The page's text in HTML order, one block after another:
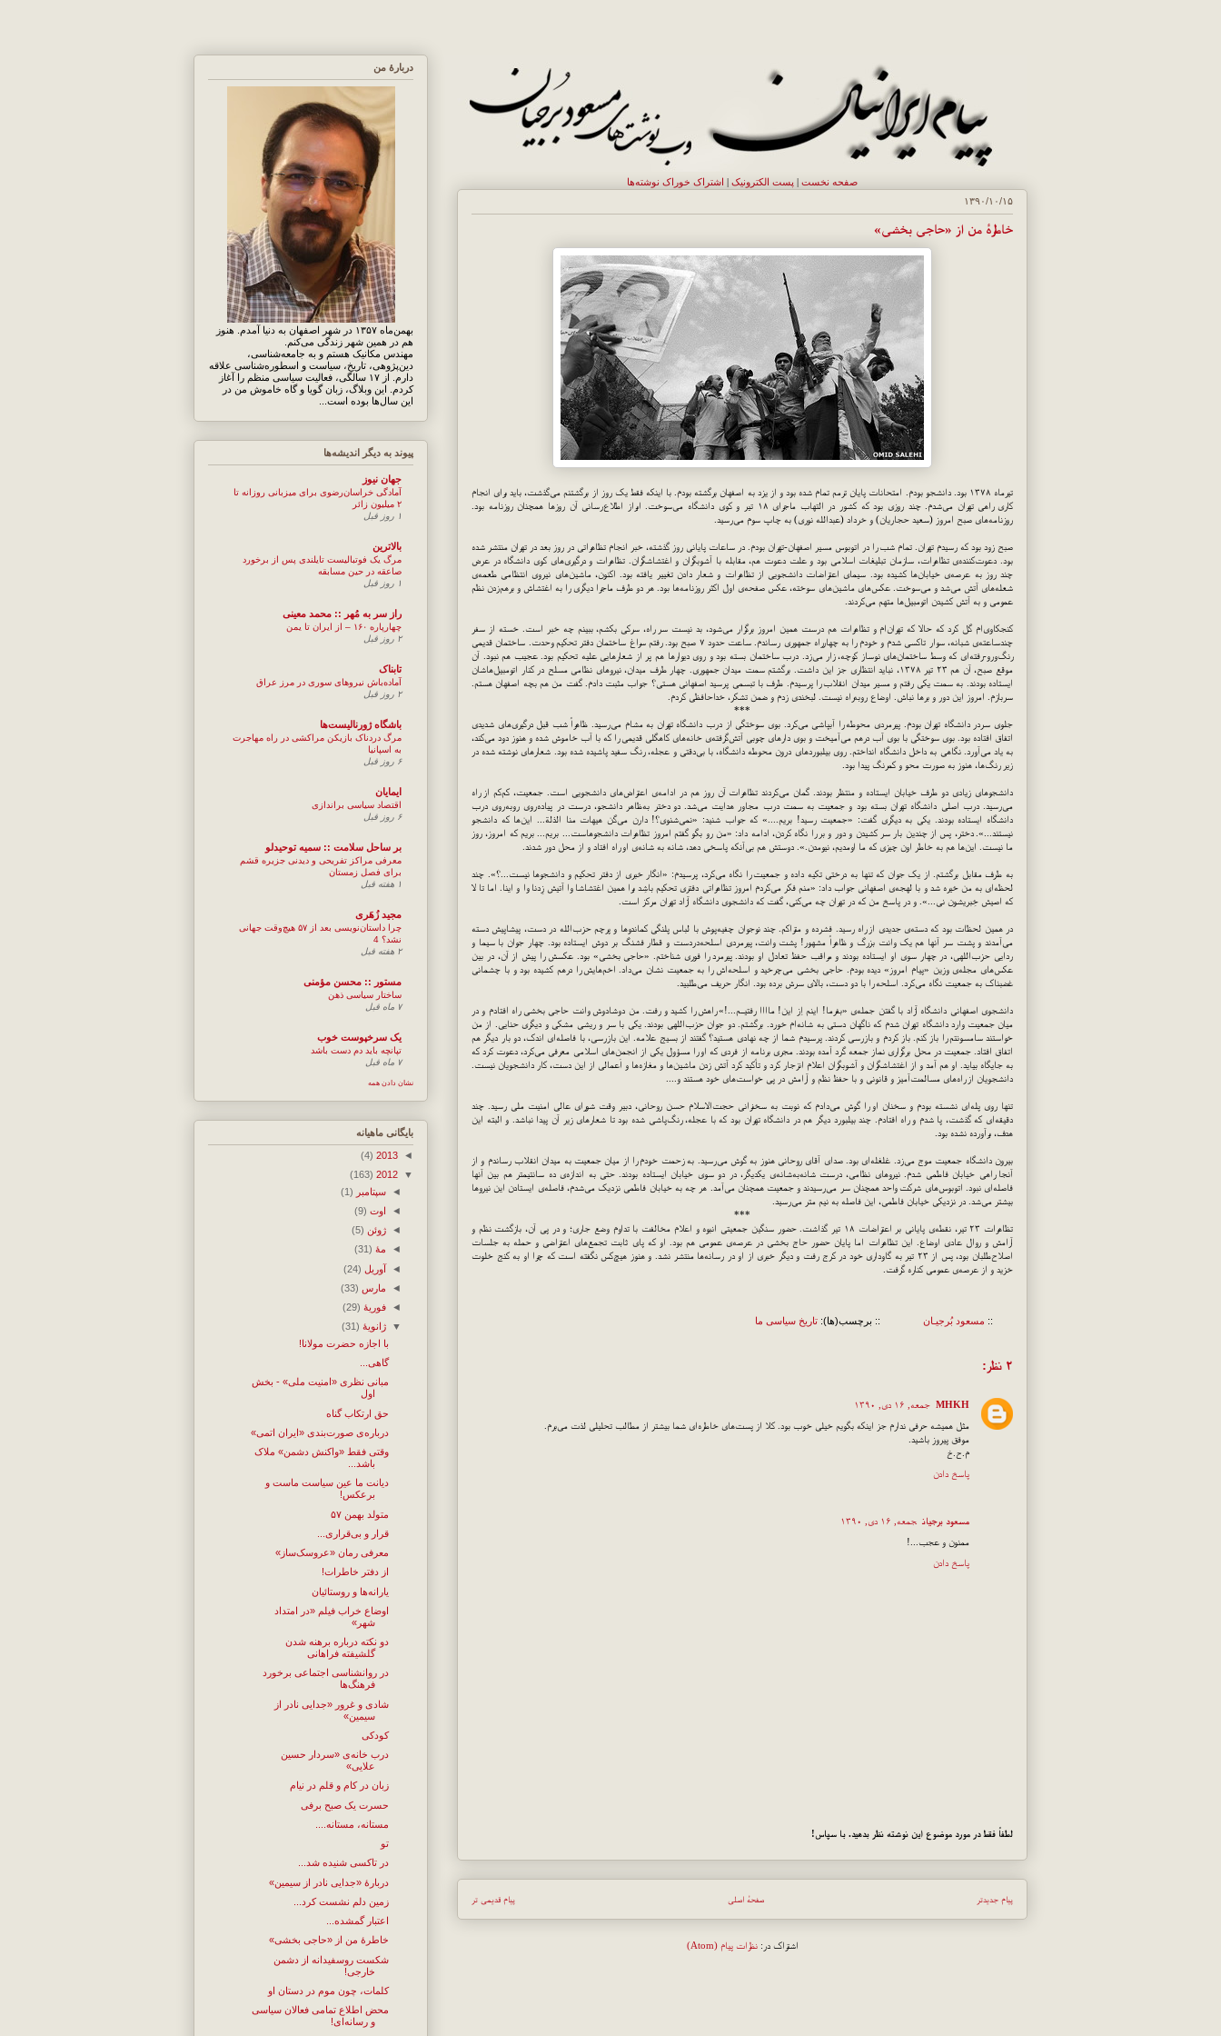
صفحه نخست | پست الکترونيک | اشتراک خوراک نوشته‌ها
۱۳۹۰/۱۰/۱۵
خاطرهٔ من از «حاجی بخشی»
تیرماه ۱۳۷۸ بود. دانشجو بودم. امتحانات پایان ترمم تمام شده بود و از یزد به اصفهان برگشته بودم. با اینکه فقط یک روز از برگشتنم می‌گذشت، باید برای انجام
کاری راهی تهران می‌شدم. چند روزی بود که کشور در التهاب ماجرای ۱۸ تیر و کوی دانشگاه می‌سوخت. ابراز اطلاع‌رسانی آن روزها همچنان روزنامه بود.
روزنامه‌های صبح امروز (سعید حجاریان) و خرداد (عبدالله نوری) به چاپ سوم می‌رسید.
صبح زود بود که رسیدم تهران. تمام شب را در اتوبوس مسیر اصفهان-تهران بودم. در ساعات پایانی روز گذشته، خبر انجام تظاهراتی در روز بعد در تهران منتشر شده
بود. دعوت‌کننده‌ی تظاهرات، سازمان تبلیغات اسلامی بود و علت دعوت هم، مقابله با آشوبگران و اغتشاشگران. تظاهرات و درگیری‌های کوی دانشگاه در عرض
چند روز به عرصه‌ی خیابان‌ها کشیده بود. سیمای اعتراضات دانشجویی از تظاهرات و شعار دادن تغییر یافته بود. اکنون، ماشین‌های نیروی انتظامی طعمه‌ی
شعله‌های آتش می‌شد و می‌سوخت. عکس‌های ماشین‌های سوخته، عکس صفحه‌ی اول اکثر روزنامه‌ها بود. هر دو طرف ماجرا دیگری را به اغتشاش و برهم‌زدن نظم
عمومی و به آتش کشیدن اتومبیل‌ها متهم می‌کردند.
کنجکاوی‌ام گل کرد که حالا که تهران‌ام و تظاهرات هم درست همین امروز برگزار می‌شود، بد نیست سر راه، سرکی بکشم، ببینم چه خبر است. خسته از سفر
چندساعته‌ی شبانه، سوار تاکسی شدم و خودم را به چهارراه جمهوری رساندم. ساعت حدود ۷ صبح بود. رفتم سراغ ساختمان دفتر تحکیم وحدت. ساختمان قدیمی
رنگ‌ورو-رفته‌ای که وسط ساختمان‌های نوساز کوچه، زار می‌زد. درب ساختمان بسته بود و روی دیوارها هم پر از شعارهایی علیه تحکیم بود. عجیب هم نبود. آن
موقع صبح، آن هم ۲۳ تیر ۱۳۷۸، نباید انتظاری جز این داشت. برگشتم سمت میدان جمهوری. چهار طرف میدان، نیروهای نظامی مسلح در کنار اتومبیل‌هاشان
ایستاده بودند. به سمت یکی رفتم و مسیر میدان انقلاب را پرسیدم. طرف با تبسمی پرسید اصفهانی هستی؟ جواب مثبت دادم. گفت من هم بچه اصفهان هستم.
سربازم. امروز این دور و برها نباش. اوضاع روبه‌راه نیست. لبخندی زدم و ضمن تشکر، خداحافظی کردم.
***
جلوی سردر دانشگاه تهران بودم. پیرمردی محوطه را آبپاشی می‌کرد. بوی سوختگی از درب دانشگاه تهران به مشام می‌رسید. ظاهراً شب قبل درگیری‌های شدیدی
اتفاق افتاده بود. بوی سوختگی با بوی آب درهم می‌آمیخت و بوی دارهای چوبی آتش‌گرفته‌ی خانه‌های کاهگلی قدیمی را که با آب خاموش شده و هنوز دود می‌کند،
به یاد می‌آورد. نگاهی به داخل دانشگاه انداختم. روی بیلبوردهای درون محوطه دانشگاه، با بی‌دقتی و عجله، رنگ سفید پاشیده شده بود. شعارهای نوشته شده در
زیر رنگ‌ها، هنوز به صورت محو و کمرنگ پیدا بود.
دانشجوهای زیادی دو طرف خیابان ایستاده و منتظر بودند. گمان می‌کردند تظاهرات آن روز هم در ادامه‌ی اعتراض‌های دانشجویی است. جمعیت، کم‌کم از راه
می‌رسید. درب اصلی دانشگاه تهران بسته بود و جمعیت به سمت درب مجاور هدایت می‌شد. دو دختر به‌ظاهر دانشجو، درست در پیاده‌روی روبه‌روی درب
دانشگاه ایستاده بودند. یکی به دیگری گفت: «جمعیت رسید! بریم....» که جواب شنید: «نمی‌شنوی؟! دارن می‌گن هیهات منا الذلة... این‌ها که دانشجو
نیستند...». دختر، پس از چندین بار سر کشیدن و دور و بر را نگاه کردن، ادامه داد: «من رو بگو گفتم امروز تظاهرات دانشجوهاست... بریم... بریم که امروز، روز
ما نیست. این‌ها هم به خاطر اون چیزی که ما اومدیم، نیومدن.». دوستش هم بی‌آنکه پاسخی دهد، شانه به شانه‌ی او راه افتاد و از محل دور شدند.
به طرف مقابل برگشتم. از یک جوان که تنها به درختی تکیه داده و جمعیت را نگاه می‌کرد، پرسیدم: «انگار خبری از دفتر تحکیم و دانشجوها نیست...؟». چند
لحظه‌ای به من خیره شد و با لهجه‌ی اصفهانی جواب داد: «منم فکر می‌کردم امروز تظاهراتی دفتری تحکیم باشِد برا همین اغتشاشا وا آتیش زِدنا وا و اینا. اما تا لا
که اصیش خِبریشون نی...». و در پاسخ من که در تهران چه می‌کنی، گفت که دانشجوی دانشگاه آزاد تهران مرکز است.
در همین لحظات بود که دسته‌ی جدیدی از راه رسید. فشرده و متراکم. چند نوجوان چفیه‌پوش با لباس پلنگی کماندوها و پرچم حزب‌الله در دست، پیشاپیش دسته
می‌آمدند و پشت سر آنها هم یک وانت بزرگ و ظاهراً مشهور! پشت وانت، پیرمردی اسلحه‌دردست و قطار فشنگ بر دوش ایستاده بود. چهار جوان با سیما و
ردایی حزب‌اللهی، در چهار سوی او ایستاده بودند و مراقب حفظ تعادل او بودند. پیرمرد را فوری شناختم. «حاجی بخشی» بود. عکسش را پیش از آن، در بین
عکس‌های مجله‌ی وزین «پیام امروز» دیده بودم. حاجی بخشی می‌چرخید و اسلحه‌اش را به جمعیت نشان می‌داد. اخم‌هایش را درهم کشیده بود و با چشمانی
غضبناک به جمعیت نگاه می‌کرد. اسلحه را با دو دست، بالای سرش برده بود. انگار حریف می‌طلبید.
دانشجوی اصفهانی دانشگاه آزاد با گفتن جمله‌ی «بفرما! اینم اِز این! ماااا رفتیــم...!» راهش را کشید و رفت. من دوشادوش وانت حاجی بخشی راه افتادم و در
میان جمعیت وارد دانشگاه تهران شدم که ناگهان دستی به شانه‌ام خورد. برگشتم. دو جوان حزب‌اللهی بودند. یکی با سر و ریشی مشکی و دیگری حنایی. از من
خواستند سامسونتم را باز کنم. باز کردم و بازرسی کردند. پرسیدم شما از چه نهادی هستید؟ گفتند از بسیج علامه. این بازرسی، با فاصله‌ای اندک، دو بار دیگر هم
اتفاق افتاد. جمعیت در محل برگزاری نماز جمعه گرد آمده بودند. مجری برنامه از فردی که او را مسؤول یکی از انجمن‌های اسلامی معرفی می‌کرد، دعوت کرد که
به جایگاه بیاید. او هم آمد و از اغتشاشگران و آشوبگران اعلام انزجار کرد و تأکید کرد آتش زدن ماشین‌ها و مغازه‌ها و اَعمالی از این دست، کار دانشجویان نیست.
دانشجویان از راه‌های مسالمت‌آمیز و قانونی و با حفظ نظم و آرامش در پی خواست‌های خود هستند و....
تنها روی پله‌ای نشسته بودم و سخنان او را گوش می‌دادم که نوبت به سخنرانی حجت‌الاسلام حسن روحانی، دبیر وقت شورای عالی امنیت ملی رسید. چند
دقیقه‌ای که گذشت، پا شدم و راه افتادم. چند بیلبورد دیگر هم در دانشگاه تهران بود که با عجله، رنگ‌پاشی شده بود تا شعارهای زیر آن پیدا نباشد. و البته این
هدف، برآورده نشده بود.
بیرون دانشگاه جمعیت موج می‌زد. غلغله‌ای بود. صدای آقای روحانی هنوز به گوش می‌رسید. به زحمت خودم را از میان جمعیت به میدان انقلاب رساندم و از
آنجا راهی خیابان فاطمی شدم. نیروهای نظامی، درست شانه‌به‌شانه‌ی یکدیگر، در دو سوی خیابان ایستاده بودند. حتی به اندازه‌ی ده سانتیمتر هم بین آنها
فاصله‌ای نبود. اتوبوس‌های شرکت واحد همچنان سر می‌رسیدند و جمعیت همچنان می‌آمد. هر چه به خیابان فاطمی نزدیک می‌شدم، فاصله‌ی ایستادن این نیروها
بیشتر می‌شد. در نزدیکی خیابان فاطمی، این فاصله به نیم متر می‌رسید.
***
تظاهرات ۲۳ تیر، نقطه‌ی پایانی بر اعتراضات ۱۸ تیر گذاشت. حضور سنگین جمعیتی انبوه و اعلام مخالفت با تداوم وضع جاری؛ و در پی آن، بازگشت نظم و
آرامش و روال عادی اوضاع. این تظاهرات اما پایان حضور حاج بخشی در عرصه‌ی عمومی هم بود. او که پای ثابت تجمع‌های اعتراضی و حمله به جلسات
اصلاح‌طلبان بود، پس از ۲۳ تیر به گاوداری خود در کرج رفت و دیگر خبری از او در رسانه‌ها منتشر نشد. و هنوز هیچ‌کس نگفته است که چرا او به کنج خلوت
خزید و از عرصه‌ی عمومی کناره گرفت.
:: مسعود بُرجيـان :: برچسب(ها): تاریخ سیاسی ما
۲ نظر:
MHKH جمعه, ۱۶ دی, ۱۳۹۰
مثل همیشه حرفی ندارم جز اینکه بگویم خیلی خوب بود. کلا از پست‌های خاطره‌ای شما بیشتر از مطالب تحلیلی لذت می‌برم.
موفق پیروز باشید.
م.ح.خ
پاسخ دادن
مسعود برجیان جمعه, ۱۶ دی, ۱۳۹۰
ممنون و عجب...!
پاسخ دادن
لطفاً فقط در مورد موضوع این نوشته نظر بدهید. با سپاس!
پیام جدیدتر پیام قدیمی تر صفحهٔ اصلی
اشتراک در:نظرات پیام (Atom)
دربارهٔ من
بهمن‌ماه ۱۳۵۷ در شهر اصفهان به دنیا آمدم. هنوز
هم در همین شهر زندگی می‌کنم.
مهندس مکانیک هستم و به جامعه‌شناسی،
دین‌پژوهی، تاریخ، سیاست و اسطوره‌شناسی علاقه
دارم. از ۱۷ سالگی، فعالیت سیاسی منظم را آغاز
کردم. این وبلاگ، زبان گویا و گاه خاموش من در
این سال‌ها بوده است...
پيوند به ديگر انديشه‌ها
جهان نيوز
آمادگی خراسان‌رضوی برای میزبانی روزانه تا
۲ میلیون زائر
۱ روز قبل
بالاترین
مرگ یک فوتبالیست تایلندی پس از برخورد
صاعقه در حین مسابقه
۱ روز قبل
راز سر به مُهر :: محمد معینی
چهارپاره ۱۶۰ – از ایران تا یمن
۲ روز قبل
تابناک
آماده‌باش نیروهای سوری در مرز عراق
۲ روز قبل
باشگاه ژورنالیست‌ها
مرگ دردناک بازیکن مراکشی در راه مهاجرت
به اسپانیا
۶ روز قبل
ایمایان
اقتصاد سیاسی براندازی
۶ روز قبل
بر ساحل سلامت :: سمیه توحیدلو
معرفی مراکز تفریحی و دیدنی جزیره قشم
برای فصل زمستان
۱ هفته قبل
مجيد زُهَری
چرا داستان‌نویسی بعد از ۵۷ هیچ‌وقت جهانی
نشد؟ 4
۲ هفته قبل
مستور :: محسن مؤمنی
ساختار سیاسی ذهن
۷ ماه قبل
یک سرخپوست خوب
تپانچه باید دم دست باشد
۷ ماه قبل
نشان دادن همه
بایگانی ماهیانه
◄
2013
(4)
▼
2012
(163)
◄سپتامبر (1)
◄ اوت (9)
◄ژوئن (5)
◄ مهٔ (31)
◄آوریل (24)
◄ مارس (33)
◄فوریهٔ (29)
▼ژانویهٔ (31)
با اجازه حضرت مولانا!
گاهی...
مبانی نظری «امنیت ملی» - بخش
اول
حق ارتکاب گناه
درباره‌ی صورت‌بندی «ایران اتمی»
وقتی فقط «واکنش دشمن» ملاک
باشد...
دیانت ما عین سیاست ماست و
برعکس!
متولد بهمن ۵۷
قرار و بی‌قراری...
معرفی رمان «عروسک‌ساز»
از دفتر خاطرات!
یارانه‌ها و روستائیان
اوضاع خراب فیلم «در امتداد
شهر»
دو نکته درباره برهنه شدن
گلشیفته فراهانی
در روانشناسی اجتماعی برخورد
فرهنگ‌ها
شادی و غرور «جدایی نادر از
سیمین»
کودکی
درب خانه‌ی «سردار حسین
علایی»
زبان در کام و قلم در نیام
حسرت یک صبح برفی
مستانه، مستانه....
تو
در تاکسی شنیده شد...
دربارهٔ «جدایی نادر از سیمین»
زمین دلم نشست کرد...
اعتبار گمشده...
خاطرهٔ من از «حاجی بخشی»
شکست روسفیدانه از دشمن
خارجی!
کلمات، چون موم در دستان او
محض اطلاع تمامی فعالان سیاسی
و رسانه‌ای!